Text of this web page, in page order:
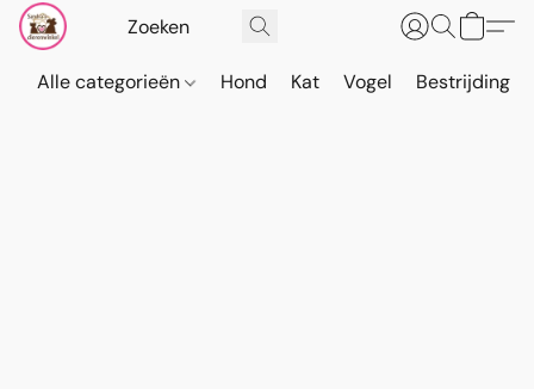
Alle categorieën Hond Kat Vogel Bestrijding